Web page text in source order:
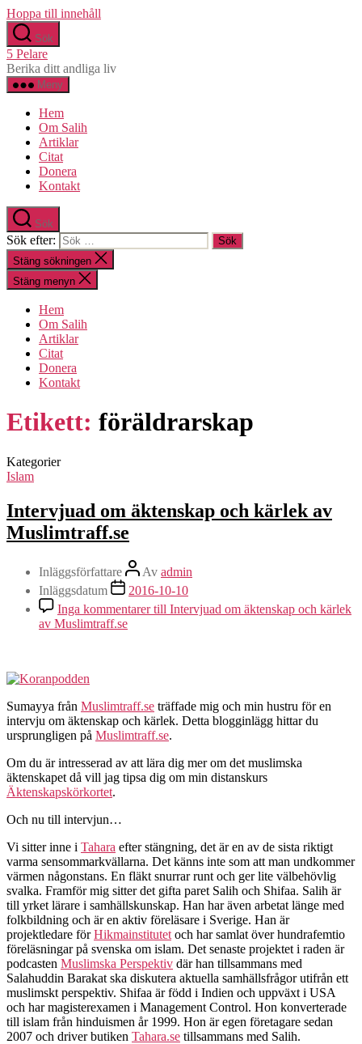
Hoppa till innehåll
Sök
5 Pelare
Berika ditt andliga liv
Meny
Hem
Om Salih
Artiklar
Citat
Donera
Kontakt
Sök
Sök efter:
Stäng sökningen
Stäng menyn
Hem
Om Salih
Artiklar
Citat
Donera
Kontakt
Etikett: föräldrarskap
Kategorier
Islam
Intervjuad om äktenskap och kärlek av
Muslimtraff.se
Inläggsförfattare Av admin
Inläggsdatum
2016-10-10
Inga kommentarertill Intervjuad om äktenskap och kärlek
av Muslimtraff.se
Sumayya från Muslimtraff.se träffade mig och min hustru för en
intervju om äktenskap och kärlek. Detta blogginlägg hittar du
ursprungligen på Muslimtraff.se.
Om du är intresserad av att lära dig mer om det muslimska
äktenskapet då vill jag tipsa dig om min distanskurs
Äktenskapskörkortet.
Och nu till intervjun…
Vi sitter inne i Tahara efter stängning, det är en av de sista riktigt
varma sensommarkvällarna. Det känns inte som att man undkommer
värmen någonstans. En fläkt snurrar runt och ger lite välbehövlig
svalka. Framför mig sitter det gifta paret Salih och Shifaa. Salih är
till yrket lärare i samhällskunskap. Han har även arbetat länge med
folkbildning och är en aktiv föreläsare i Sverige. Han är
projektledare förHikmainstitutet och har samlat över hundrafemtio
föreläsningar på svenska om islam. Det senaste projektet i raden är
podcasten Muslimska Perspektiv där han tillsammans med
Salahuddin Barakat ska diskutera aktuella samhällsfrågor utifrån ett
muslimskt perspektiv. Shifaa är född i Indien och uppväxt i USA
och har magisterexamen i Management Control. Hon konverterade
till islam från hinduismen år 1999. Hon är egen företagare sedan
2007 och driver butiken Tahara.se tillsammans med Salih.